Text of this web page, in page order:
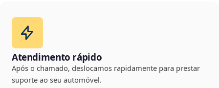
Atendimento rápido
Após o chamado, deslocamos rapidamente para prestar
suporte ao seu automóvel.